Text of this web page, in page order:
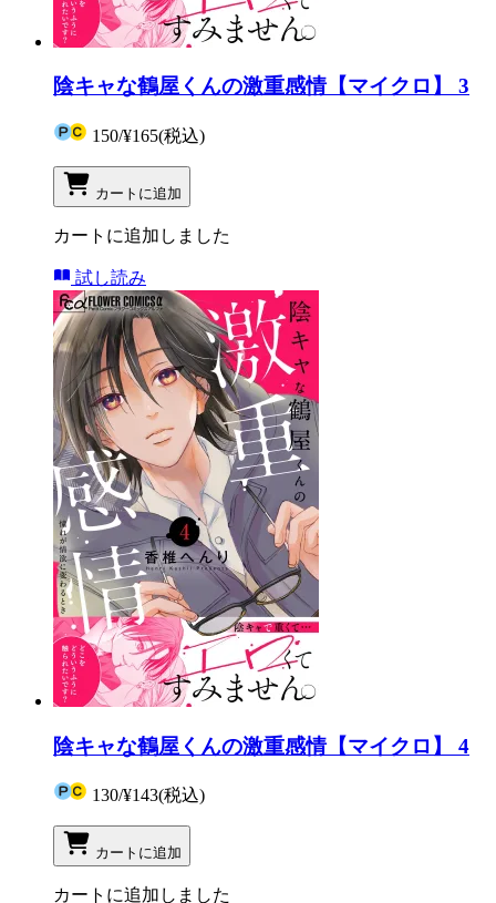
陰キャな鶴屋くんの激重感情【マイクロ】 3
150/¥165(税込)
カートに追加
カートに追加しました
試し読み
陰キャな鶴屋くんの激重感情【マイクロ】 4
130/¥143(税込)
カートに追加
カートに追加しました